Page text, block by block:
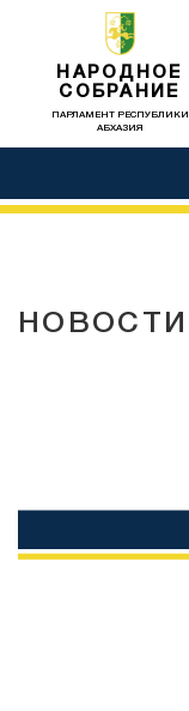
НАРОДНОЕ
СОБРАНИЕ
ПАРЛАМЕНТ РЕСПУБЛИКИ
АБХАЗИЯ
НОВОСТИ